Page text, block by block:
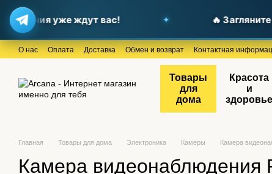
уже ждут вас! 🔥 Загляните в
Перейти к основному контенту
О нас Оплата Доставка Обмен и возврат Контактная
Товары
для
дома
Красота
и
здоровье
Главная Товары для дома Электроника Камеры Камера
Камера видеонаблюдения